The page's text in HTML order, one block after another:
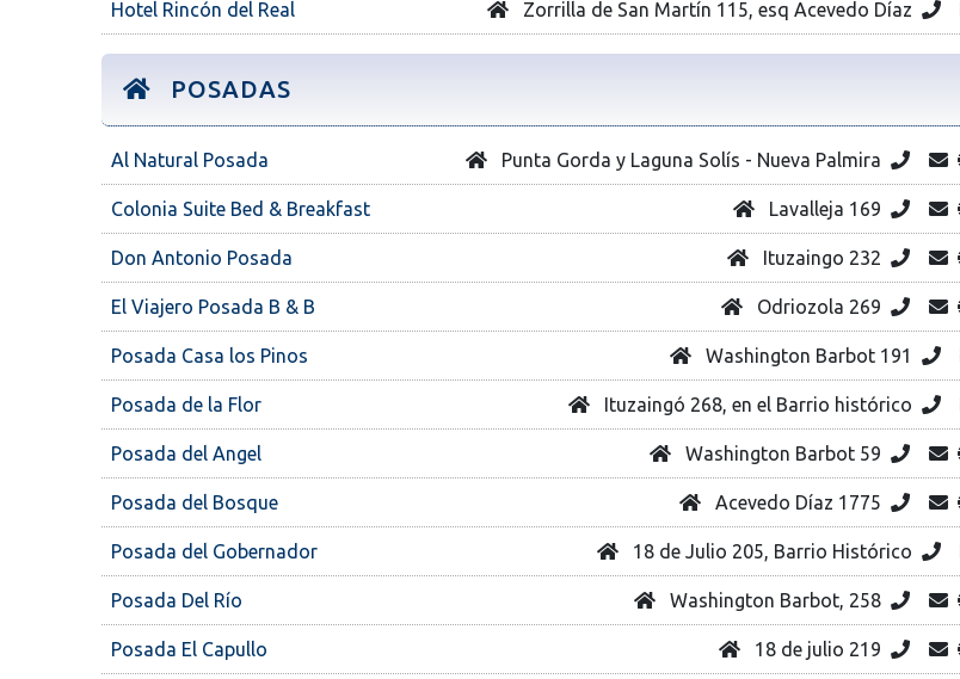
Hotel Rincón del Real Zorrilla de San Martín 115, esq Acevedo Díaz
POSADAS
Al Natural Posada Punta Gorda y Laguna Solís - Nueva Palmira
Colonia Suite Bed & Breakfast Lavalleja 169
Don Antonio Posada Ituzaingo 232
El Viajero Posada B & B Odriozola 269
Posada Casa los Pinos Washington Barbot 191
Posada de la Flor Ituzaingó 268, en el Barrio histórico
Posada del Angel Washington Barbot 59
Posada del Bosque Acevedo Díaz 1775
Posada del Gobernador 18 de Julio 205, Barrio Histórico
Posada Del Río Washington Barbot, 258
Posada El Capullo 18 de julio 219